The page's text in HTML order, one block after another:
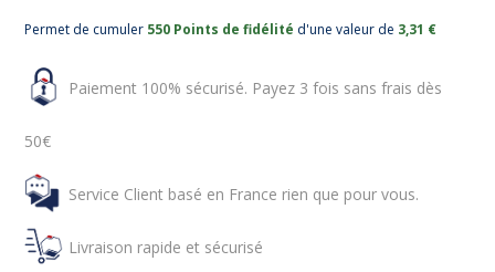
Permet de cumuler 550 Points de fidélité d'une valeur de 3,31 €
Paiement 100% sécurisé. Payez 3 fois sans frais dès
50€
Service Client basé en France rien que pour vous.
Livraison rapide et sécurisé